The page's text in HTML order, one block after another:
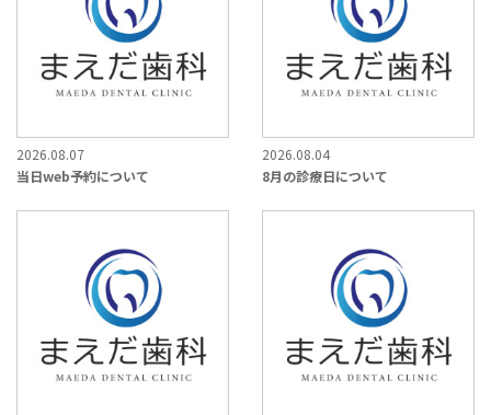
2026.08.07
当日web予約について
2026.08.04
8月の診療日について